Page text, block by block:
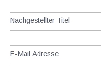
Nachgestellter Titel
E-Mail Adresse